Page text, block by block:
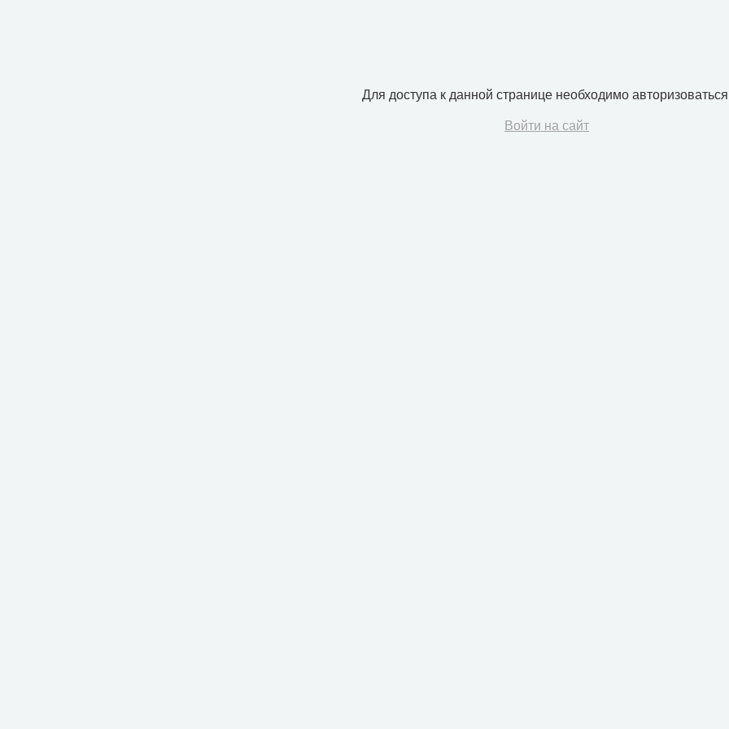
Для доступа к данной странице необходимо
Войти на сайт